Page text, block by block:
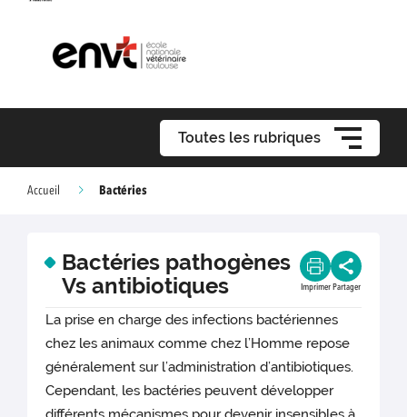
Toutes les rubriques
Accueil Bactéries
Bactéries pathogènes
Vs antibiotiques
Imprimer Partager
La prise en charge des infections bactériennes
chez les animaux comme chez l’Homme repose
généralement sur l’administration d’antibiotiques.
Cependant, les bactéries peuvent développer